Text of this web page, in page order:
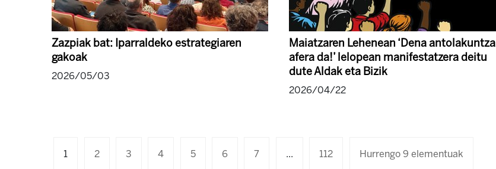
Zazpiak bat: Iparraldeko estrategiaren
gakoak
2026/05/03
Maiatzaren Lehenean ‘Dena antolakuntza
afera da!’ lelopean manifestatzera deitu
dute Aldak eta Bizik
2026/04/22
1 2 3 4 5 6 7 ... 112 Hurrengo 9 elementuak